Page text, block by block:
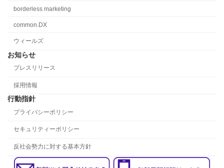
borderless marketing
common.DX
ウィールズ
お知らせ
プレスリリース
採用情報
行動指針
プライバシーポリシー
セキュリティーポリシー
反社会勢力に対する基本方針